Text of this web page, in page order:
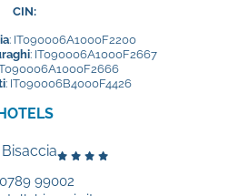
CIN:
: IT090006A1000F2200
: IT090006A1000F2667
: IT090006B4000F4426
99002